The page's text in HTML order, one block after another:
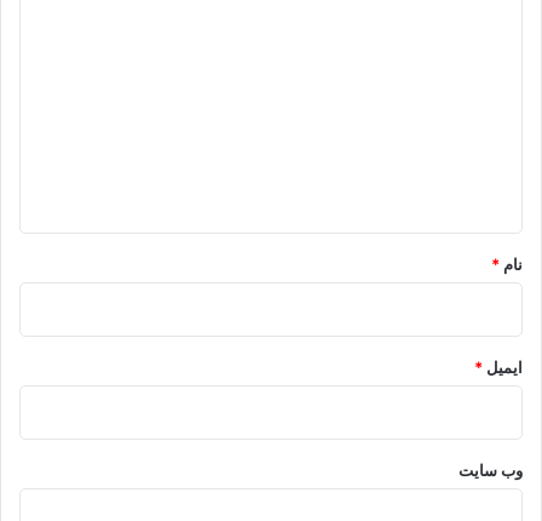
نام *
ایمیل *
وب‌ سایت